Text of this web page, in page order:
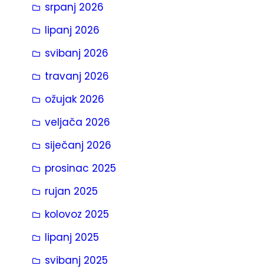
a
srpanj 2026
lipanj 2026
svibanj 2026
travanj 2026
ožujak 2026
veljača 2026
siječanj 2026
prosinac 2025
rujan 2025
kolovoz 2025
lipanj 2025
svibanj 2025